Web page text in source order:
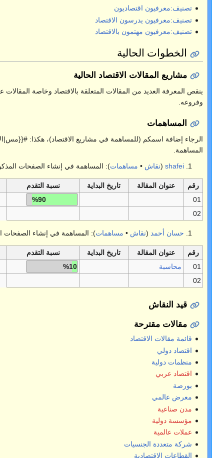
الحالية
المتعلقة بالاقتصاد وخاصة المقالات عن مبادئ الاقتصاد
في مشاريع الاقتصاد)، هكذا: #{{مس|الاسم}}: نوع
): المساهمة في إنشاء الصفحات المذكورة أعلاه:
نسبة التقدم
ملاحظات
): المساهمة في إنشاء الصفحات المذكورة أعلاه:
نسبة التقدم
ملاحظات
%10